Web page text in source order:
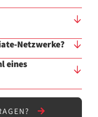
Netzwerke?
eines